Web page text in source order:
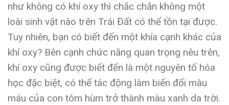
như không có khí oxy thì chắc chắn không một
loài sinh vật nào trên Trái Đất có thể tồn tại được.
Tuy nhiên, bạn có biết đến một khía cạnh khác của
khí oxy? Bên cạnh chức năng quan trọng nêu trên,
khí oxy cũng được biết đến là một nguyên tố hóa
học đặc biệt, có thể tác động làm biến đổi màu
máu của con tôm hùm trở thành màu xanh da trời.